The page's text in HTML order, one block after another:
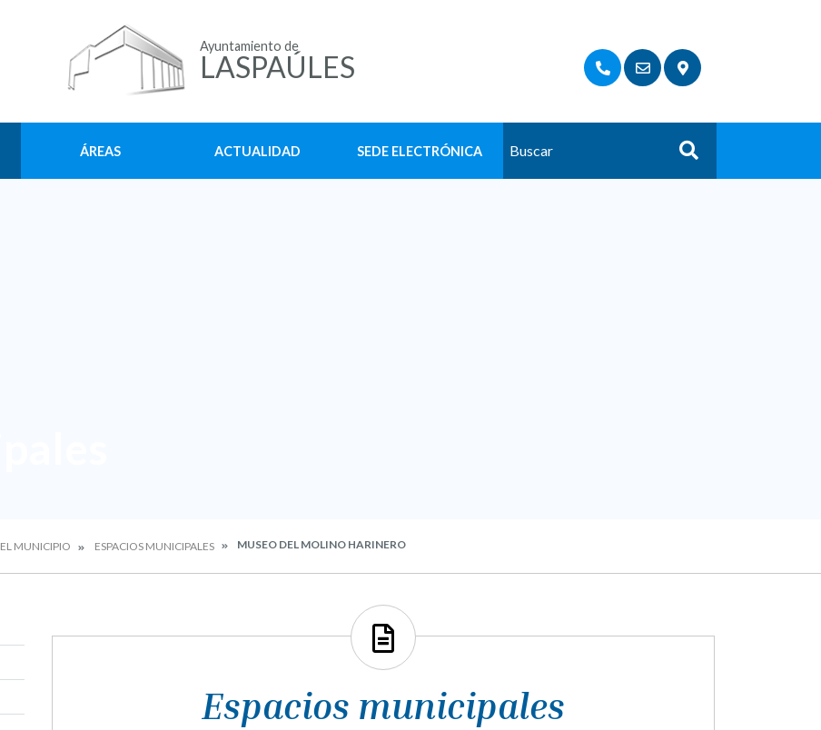
Ayuntamiento de
LASPAÚLES
ÁREAS ACTUALIDAD SEDE ELECTRÓNICA Buscar
EL MUNICIPIO ESPACIOS MUNICIPALES MUSEO DEL MOLINO HARINERO
Espacios municipales